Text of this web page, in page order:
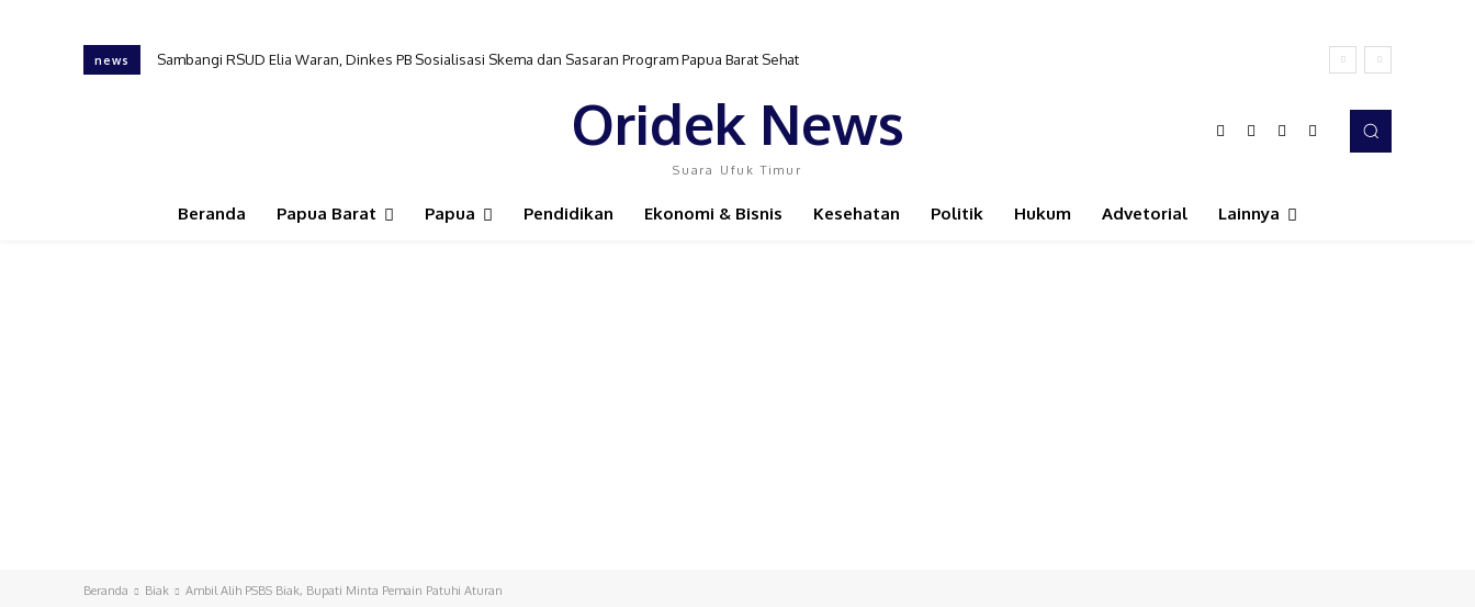
news Sambangi RSUD Elia Waran, Dinkes PB Sosialisasi Skema dan Sasaran Program Papua Barat Sehat
Oridek News
Suara Ufuk Timur
Beranda Papua Barat Papua Pendidikan Ekonomi & Bisnis Kesehatan Politik Hukum Advetorial Lainnya
Beranda Biak Ambil Alih PSBS Biak, Bupati Minta Pemain Patuhi Aturan